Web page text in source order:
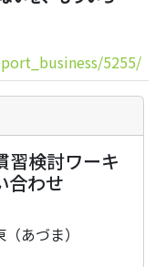
5255/
習検討ワーキ
合わせ
究所
あづま）